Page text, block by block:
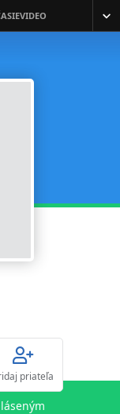
priateľa